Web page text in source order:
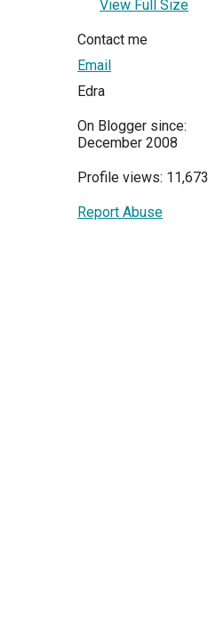
View Full Size
Contact me
Email
Edra
On Blogger since:
December 2008
Profile views: 11,673
Report Abuse